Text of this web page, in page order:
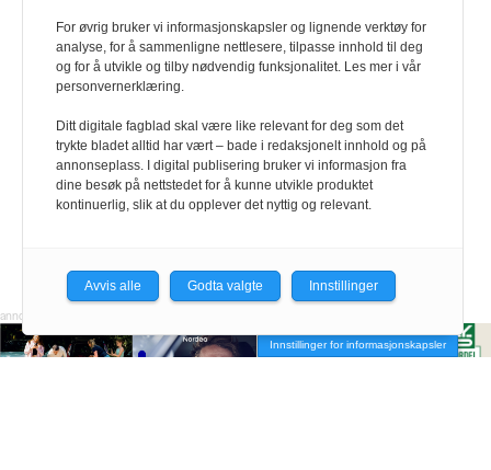
advokater svarer
Innstillinger for informasjonskapsler
For øvrig bruker vi informasjonskapsler og lignende verktøy for
analyse, for å sammenligne nettlesere, tilpasse innhold til deg
og for å utvikle og tilby nødvendig funksjonalitet. Les mer i vår
personvernerklæring.
Ditt digitale fagblad skal være like relevant for deg som det
trykte bladet alltid har vært – bade i redaksjonelt innhold og på
annonseplass. I digital publisering bruker vi informasjon fra
dine besøk på nettstedet for å kunne utvikle produktet
kontinuerlig, slik at du opplever det nyttig og relevant.
Avvis alle Godta valgte Innstillinger